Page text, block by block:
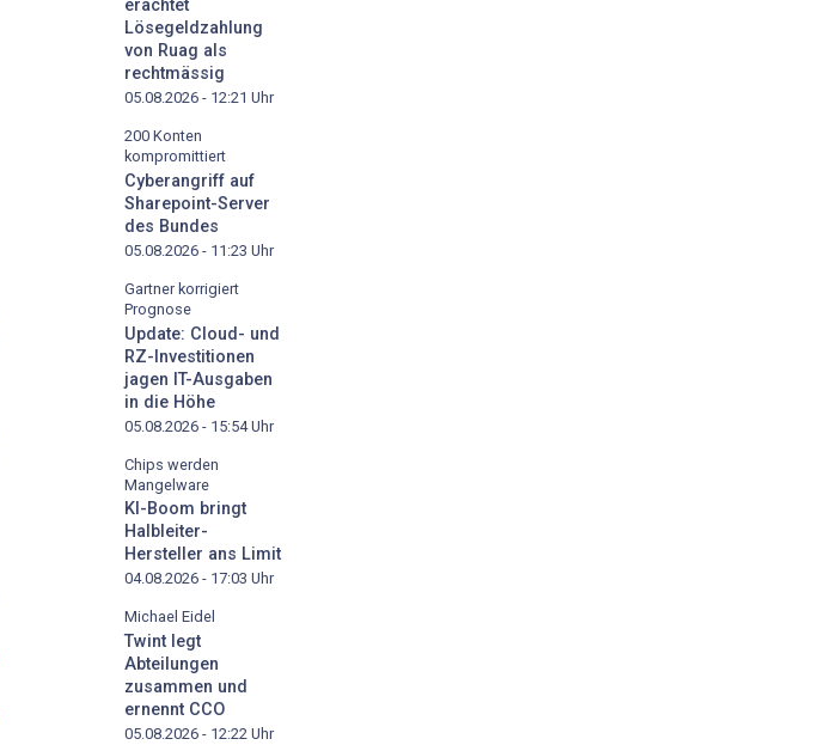
erachtet
Lösegeldzahlung
von Ruag als
rechtmässig
05.08.2026 - 12:21 Uhr
200 Konten
kompromittiert
Cyberangriff auf
Sharepoint-Server
des Bundes
05.08.2026 - 11:23 Uhr
Gartner korrigiert
Prognose
Update: Cloud- und
RZ-Investitionen
jagen IT-Ausgaben
in die Höhe
05.08.2026 - 15:54Uhr
Chips werden
Mangelware
KI-Boom bringt
Halbleiter-
Hersteller ans Limit
04.08.2026 - 17:03 Uhr
Michael Eidel
Twint legt
Abteilungen
zusammen und
ernennt CCO
05.08.2026 - 12:22 Uhr